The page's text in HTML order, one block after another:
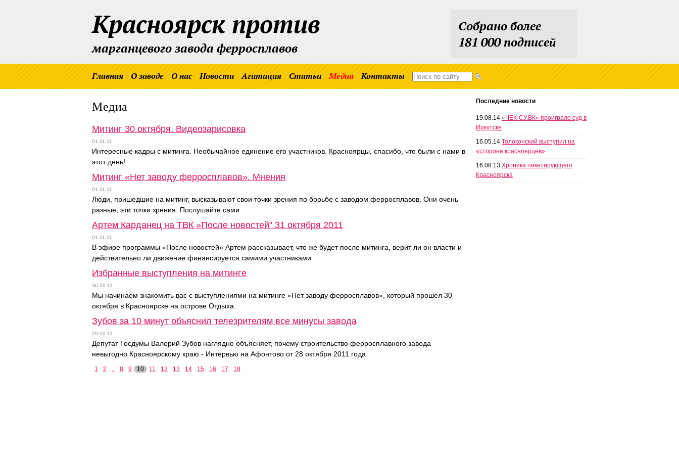
Собрано более
181 000 подписей
Красноярск против
марганцевого завода ферросплавов
Главная О заводе О нас Новости Агитация Статьи Медиа Контакты
Медиа
Митинг 30 октября. Видеозарисовка
01.11.11
Интересные кадры с митинга. Необычайное единение его участников. Красноярцы, спасибо, что были с нами в
этот день!
Митинг «Нет заводу ферросплавов». Мнения
01.11.11
Люди, пришедшие на митинг, высказывают свои точки зрения по борьбе с заводом ферросплавов. Они очень
разные, эти точки зрения. Послушайте сами
Артем Карданец на ТВК »После новостей" 31 октября 2011
01.11.11
В эфире программы «После новостей» Артем рассказывает, что же будет после митинга, верит ли он власти и
действительно ли движение финансируется самими участниками
Избранные выступления на митинге
30.10.11
Мы начинаем знакомить вас с выступлениями на митинге «Нет заводу ферросплавов», который прошел 30
октября в Красноярске на острове Отдыха.
Зубов за 10 минут объяснил телезрителям все минусы завода
29.10.11
Депутат Госдумы Валерий Зубов наглядно объясняет, почему строительство ферросплавного завода
невыгодно Красноярскому краю - Интервью на Афонтово от 28 октября 2011 года
1 2 .. 8 9 10 11 12 13 14 15 16 17 18
Последние новости
19.08.14 «ЧЕК-СУ.ВК» проиграло суд в
Иркутске
16.05.14 Толоконский выступил на
«стороне красноярцев»
16.08.13 Хроника пикетирующего
Красноярска